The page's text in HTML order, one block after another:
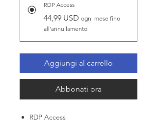
RDP Access
44,99 USD ogni mese fino
all'annullamento
Aggiungi al carrello
Abbonati ora
RDP Access